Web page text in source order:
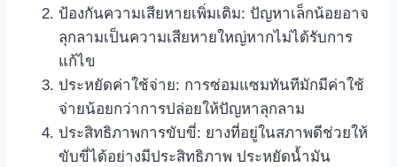
ป้องกันความเสียหายเพิ่มเติม: ปัญหาเล็กน้อยอาจ
ลุกลามเป็นความเสียหายใหญ่หากไม่ได้รับการ
แก้ไข
ประหยัดค่าใช้จ่าย: การซ่อมแซมทันทีมักมีค่าใช้
จ่ายน้อยกว่าการปล่อยให้ปัญหาลุกลาม
ประสิทธิภาพการขับขี่: ยางที่อยู่ในสภาพดีช่วยให้
ขับขี่ได้อย่างมีประสิทธิภาพ ประหยัดน้ำมัน